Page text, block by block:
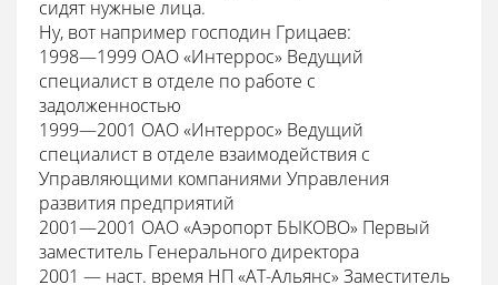
сидят нужные лица.
Ну, вот например господин Грицаев:
1998—1999 ОАО «Интеррос» Ведущий
специалист в отделе по работе с
задолженностью
1999—2001 ОАО «Интеррос» Ведущий
специалист в отделе взаимодействия с
Управляющими компаниями Управления
развития предприятий
2001—2001 ОАО «Аэропорт БЫКОВО» Первый
заместитель Генерального директора
2001 — наст. время НП «АТ-Альянс» Заместитель